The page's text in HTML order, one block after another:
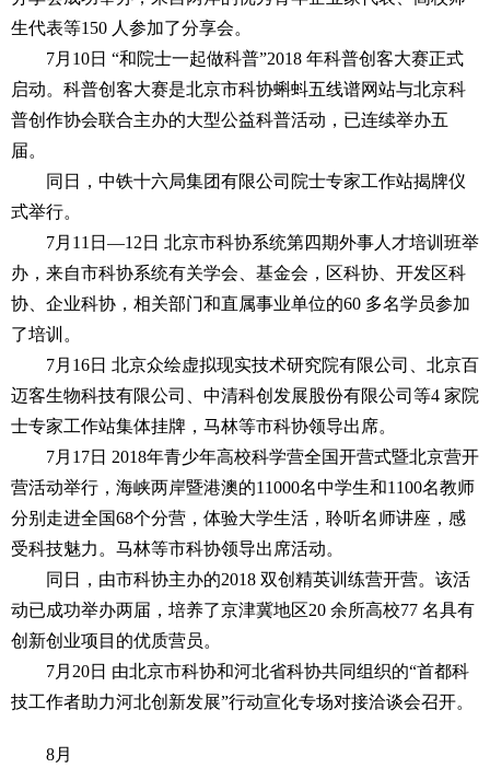
生代表等150 人参加了分享会。
7月10日 “和院士一起做科普”2018 年科普创客大赛正式
启动。科普创客大赛是北京市科协蝌蚪五线谱网站与北京科
普创作协会联合主办的大型公益科普活动，已连续举办五
届。
同日，中铁十六局集团有限公司院士专家工作站揭牌仪
式举行。
7月11日—12日 北京市科协系统第四期外事人才培训班举
办，来自市科协系统有关学会、基金会，区科协、开发区科
协、企业科协，相关部门和直属事业单位的60 多名学员参加
了培训。
7月16日 北京众绘虚拟现实技术研究院有限公司、北京百
迈客生物科技有限公司、中清科创发展股份有限公司等4 家院
士专家工作站集体挂牌，马林等市科协领导出席。
7月17日 2018年青少年高校科学营全国开营式暨北京营开
营活动举行，海峡两岸暨港澳的11000名中学生和1100名教师
分别走进全国68个分营，体验大学生活，聆听名师讲座，感
受科技魅力。马林等市科协领导出席活动。
同日，由市科协主办的2018 双创精英训练营开营。该活
动已成功举办两届，培养了京津冀地区20 余所高校77 名具有
创新创业项目的优质营员。
7月20日 由北京市科协和河北省科协共同组织的“首都科
技工作者助力河北创新发展”行动宣化专场对接洽谈会召开。
8月